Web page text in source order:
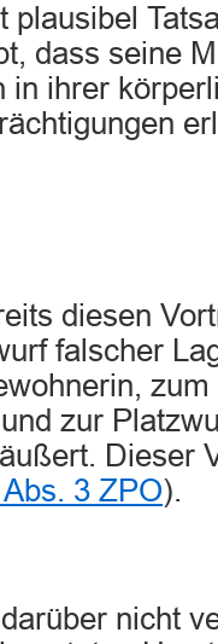
plausibel
dass seine
in ihrer
diesen
falscher
zur
Dieser
3 ZPO).
nicht